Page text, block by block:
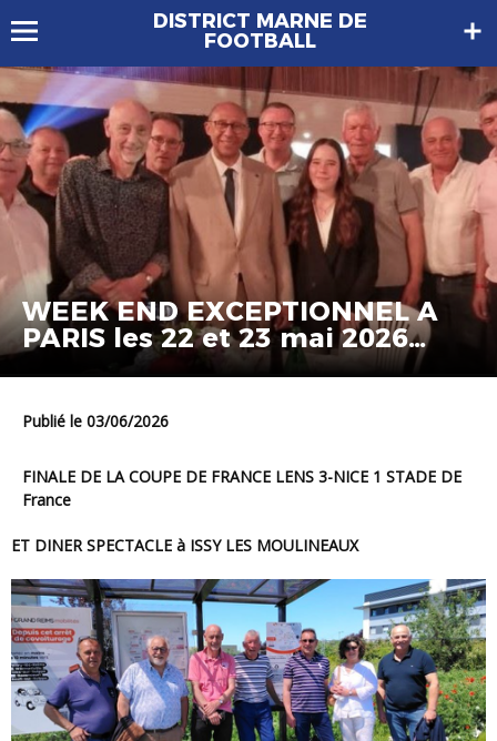
DISTRICT MARNE DE
FOOTBALL
WEEK END EXCEPTIONNEL A
PARIS les 22 et 23 mai 2026
POUR NOS BENEVOLES
Publié le 03/06/2026
FINALE DE LA COUPE DE FRANCE LENS 3-NICE 1 STADE DE
France
ET DINER SPECTACLE à ISSY LES MOULINEAUX